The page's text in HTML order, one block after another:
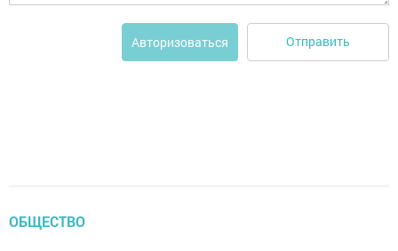
Авторизоваться Отправить
ОБЩЕСТВО